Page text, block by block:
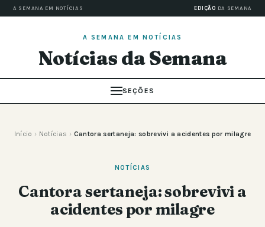
A SEMANA EM NOTÍCIAS EDIÇÃO DA SEMANA
A SEMANA EM NOTÍCIAS
Notícias da Semana
SEÇÕES
Início › Notícias › Cantora sertaneja: sobrevivi a acidentes por milagre
NOTÍCIAS
Cantora sertaneja: sobrevivi a
acidentes por milagre